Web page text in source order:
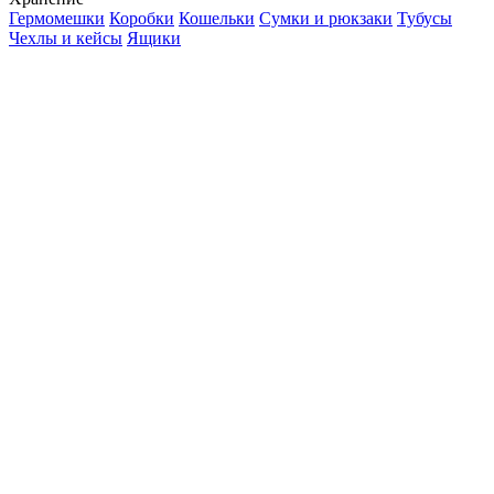
Гермомешки Коробки Кошельки Сумки и рюкзаки Тубусы
Чехлы и кейсы Ящики